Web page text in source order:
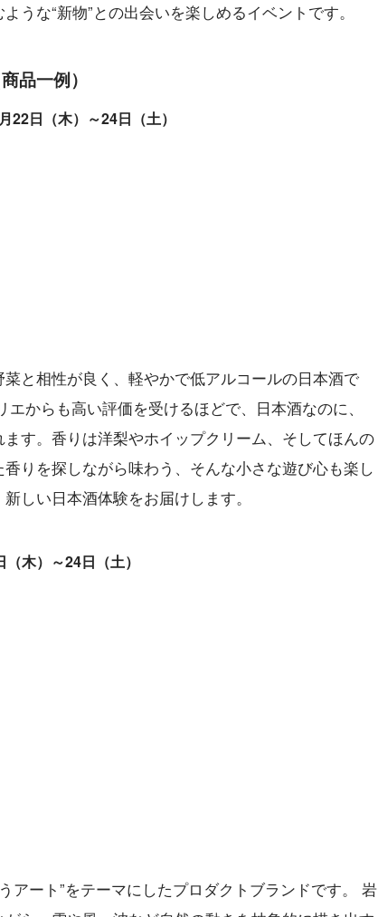
うな“新物”との出会いを楽しめるイベントです。
品一例）
22日（木）～24日（土）
と相性が良く、軽やかで低アルコールの日本酒で
からも高い評価を受けるほどで、日本酒なのに、
す。香りは洋梨やホイップクリーム、そしてほんの
りを探しながら味わう、そんな小さな遊び心も楽し
しい日本酒体験をお届けします。
木）～24日（土）
アート”をテーマにしたプロダクトブランドです。 岩